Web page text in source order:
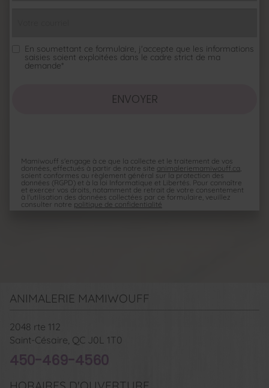
En soumettant ce formulaire, j'accepte que les informations
saisies soient exploitées dans le cadre strict de ma
demande*
Mamiwouff s'engage à ce que la collecte et le traitement de vos
données, effectués à partir de notre site animaleriemamiwouff.ca
soient conformes au règlement général sur la protection des
données (RGPD) et à la loi Informatique et Libertés. Pour connaître
et exercer vos droits, notamment de retrait de votre consentement
à l'utilisation des données collectées par ce formulaire, veuillez
consulter notre politique de confidentialité
ANIMALERIE MAMIWOUFF
2048 rte 112
Saint-Césaire, QC J0L 1T0
450-469-4560